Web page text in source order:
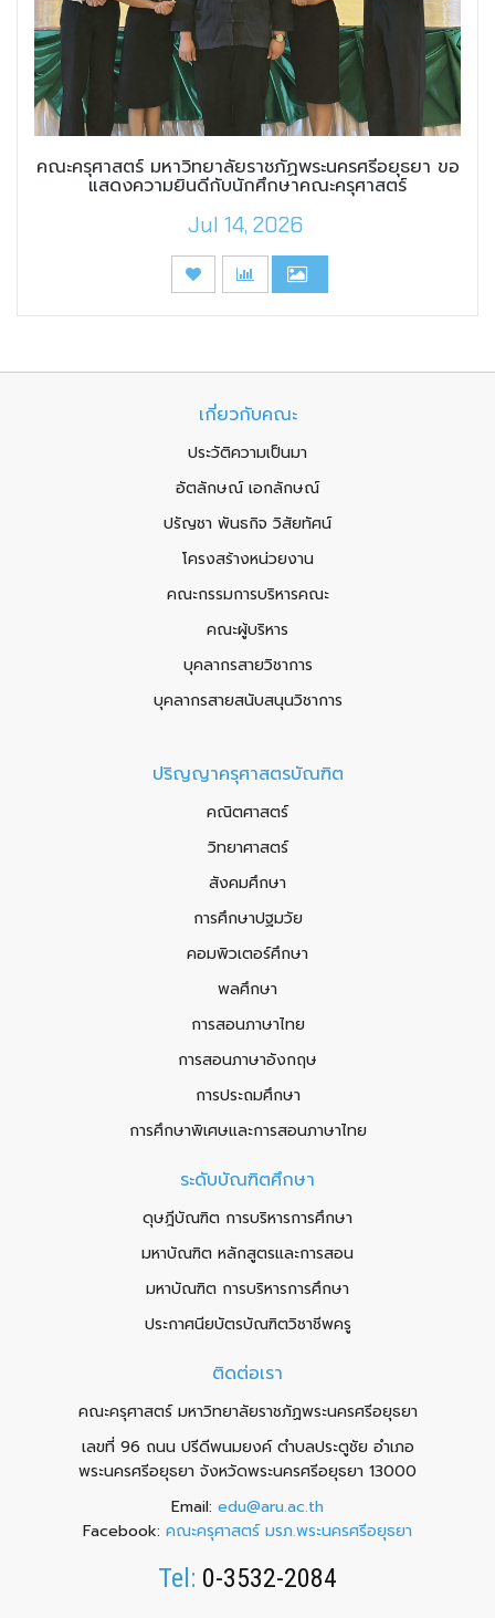
คณะครุศาสตร์ มหาวิทยาลัยราชภัฏพระนครศรีอยุธยา ขอ
แสดงความยินดีกับนักศึกษาคณะครุศาสตร์
Jul 14, 2026
เกี่ยวกับคณะ
ประวัติความเป็นมา
อัตลักษณ์ เอกลักษณ์
ปรัญชา พันธกิจ วิสัยทัศน์
โครงสร้างหน่วยงาน
คณะกรรมการบริหารคณะ
คณะผู้บริหาร
บุคลากรสายวิชาการ
บุคลากรสายสนับสนุนวิชาการ
ปริญญาครุศาสตรบัณฑิต
คณิตศาสตร์
วิทยาศาสตร์
สังคมศึกษา
การศึกษาปฐมวัย
คอมพิวเตอร์ศึกษา
พลศึกษา
การสอนภาษาไทย
การสอนภาษาอังกฤษ
การประถมศึกษา
การศึกษาพิเศษและการสอนภาษาไทย
ระดับบัณฑิตศึกษา
ดุษฎีบัณฑิต การบริหารการศึกษา
มหาบัณฑิต หลักสูตรและการสอน
มหาบัณฑิต การบริหารการศึกษา
ประกาศนียบัตรบัณฑิตวิชาชีพครู
ติดต่อเรา
คณะครุศาสตร์ มหาวิทยาลัยราชภัฏพระนครศรีอยุธยา
เลขที่ 96 ถนน ปรีดีพนมยงค์ ตำบลประตูชัย อำเภอ
พระนครศรีอยุธยา จังหวัดพระนครศรีอยุธยา 13000
Email: edu@aru.ac.th
Facebook: คณะครุศาสตร์ มรภ.พระนครศรีอยุธยา
Tel: 0-3532-2084